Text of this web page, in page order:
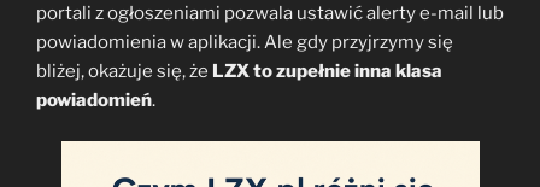
portali z ogłoszeniami pozwala ustawić alerty e-mail lub
powiadomienia w aplikacji. Ale gdy przyjrzymy się
bliżej, okażuje się, że LZX to zupełnie inna klasa
powiadomień.